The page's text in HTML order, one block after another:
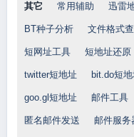
其它 常用辅助 迅雷
BT种子分析 文件格式
短网址工具 短地址还原
twitter短地址 bit.do短地
goo.gl短地址 邮件工具
匿名邮件发送 邮件服务